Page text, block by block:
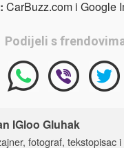
: CarBuzz.com i Google
Podijeli s
IGloo Gluhak
fotograf, tekstopisac